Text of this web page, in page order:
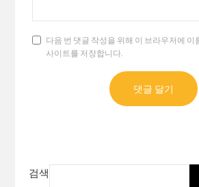
다음 번 댓글 작성을 위해 이 브라우저에 이
사이트를 저장합니다.
검색